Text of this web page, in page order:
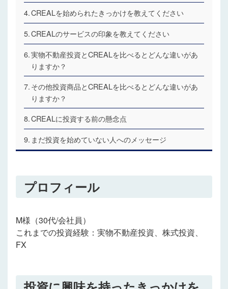
CREALを始められたきっかけを教えてください
CREALのサービスの印象を教えてください
実物不動産投資とCREALを比べるとどんな違いがあ
りますか？
その他投資商品とCREALを比べるとどんな違いがあ
りますか？
CREALに投資する前の懸念点
まだ投資を始めていない人へのメッセージ
プロフィール
M様（30代/会社員）
これまでの投資経験：実物不動産投資、株式投資、
FX